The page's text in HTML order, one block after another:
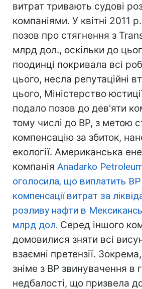
витрат тривають судові
компаніями. У квітні 2011
позов про стягнення з
млрд дол., оскільки до
поодинці покривала всі
цього, несла репутаційні
цього, Міністерство
подало позов до дев'яти
тому числі до BP, з метою
компенсацію за збиток,
екології. Американська
компанія Anadarko
оголосила, що виплатить
компенсації витрат за
розливу нафти в
млрд дол. Серед іншого
домовилися зняти всі
взаємні претензії.
зніме з BP звинувачення в
недбалості, що призвела